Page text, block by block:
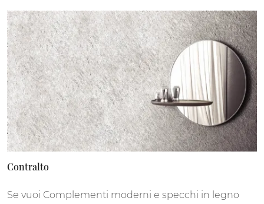
Contralto
Se vuoi Complementi moderni e specchi in legno